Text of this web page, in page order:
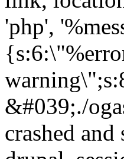
'php',
&#039;./
crashed